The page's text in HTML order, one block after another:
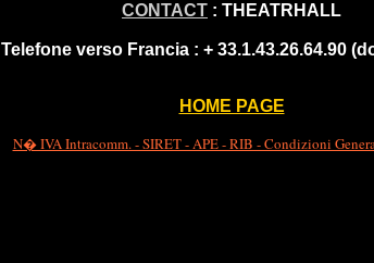
CONTACT : THEATRHALL
Telefone verso Francia : + 33.1.43.26.64.90
HOME PAGE
N� IVA Intracomm. - SIRET - APE - RIB - Condizioni